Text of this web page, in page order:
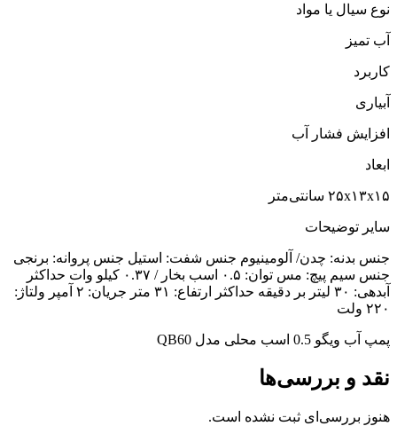
نوع سیال یا مواد
آب تمیز
کاربرد
آبیاری
افزایش فشار آب
ابعاد
۲۵x۱۳x۱۵ سانتی‌متر
سایر توضیحات
جنس بدنه: چدن/ آلومینیوم جنس شفت: استیل جنس پروانه: برنجی
جنس سیم پیچ: مس توان: ۰.۵ اسب بخار / ۰.۳۷ کیلو وات حداکثر
آبدهی: ۳۰ لیتر بر دقیقه حداکثر ارتفاع: ۳۱ متر جریان: ۲ آمپر ولتاژ:
۲۲۰ ولت
پمپ آب ویگو 0.5 اسب محلی مدل QB60
نقد و بررسی‌ها
هنوز بررسی‌ای ثبت نشده است.